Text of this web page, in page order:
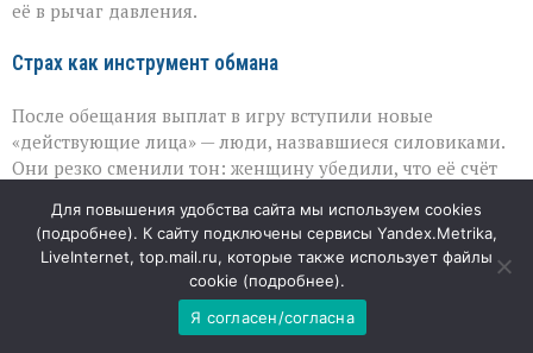
её в рычаг давления.
Страх как инструмент обмана
После обещания выплат в игру вступили новые
«действующие лица» — люди, назвавшиеся силовиками.
Они резко сменили тон: женщину убедили, что её счёт
единственный способ «спасти» деньги — срочно их
обналичить и перевести на «защищённый счёт». Под
нарастающим давлением страха и растерянности
женщина перестала сомневаться и начала выполнять
инструкции, которые ей диктовали по телефону.
Для повышения удобства сайта мы используем cookies
(подробнее). К сайту подключены сервисы Yandex.Metrika,
LiveInternet, top.mail.ru, которые также использует файлы
cookie (подробнее).
Я согласен/согласна